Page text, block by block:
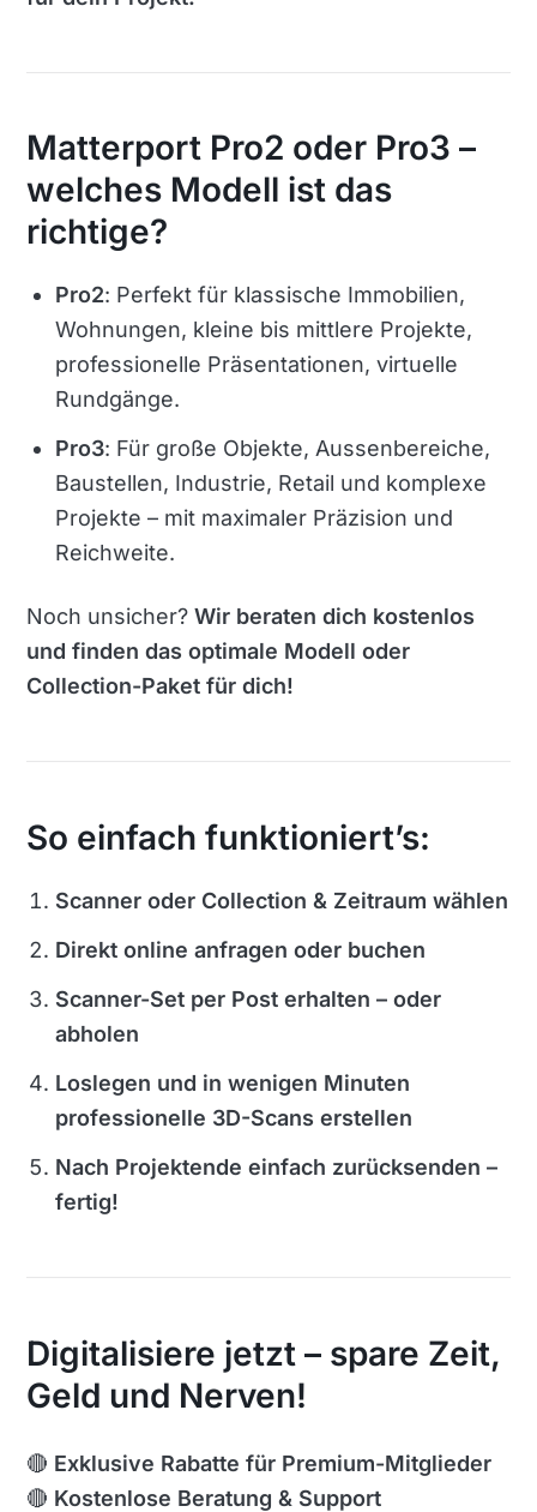
Matterport Pro2 oder Pro3 –
welches Modell ist das
richtige?
Pro2: Perfekt für klassische Immobilien,
Wohnungen, kleine bis mittlere Projekte,
professionelle Präsentationen, virtuelle
Rundgänge.
Pro3: Für große Objekte, Aussenbereiche,
Baustellen, Industrie, Retail und komplexe
Projekte – mit maximaler Präzision und
Reichweite.
Noch unsicher?Wir beraten dich kostenlos
und finden das optimale Modell oder
Collection-Paket für dich!
So einfach funktioniert’s:
Scanner oder Collection & Zeitraum wählen
Direkt online anfragen oder buchen
Scanner-Set per Post erhalten – oder
abholen
Loslegen und in wenigen Minuten
professionelle 3D-Scans erstellen
Nach Projektende einfach zurücksenden –
fertig!
Digitalisiere jetzt – spare Zeit,
Geld und Nerven!
🔴 Exklusive Rabatte für Premium-Mitglieder
🔴 Kostenlose Beratung & Support